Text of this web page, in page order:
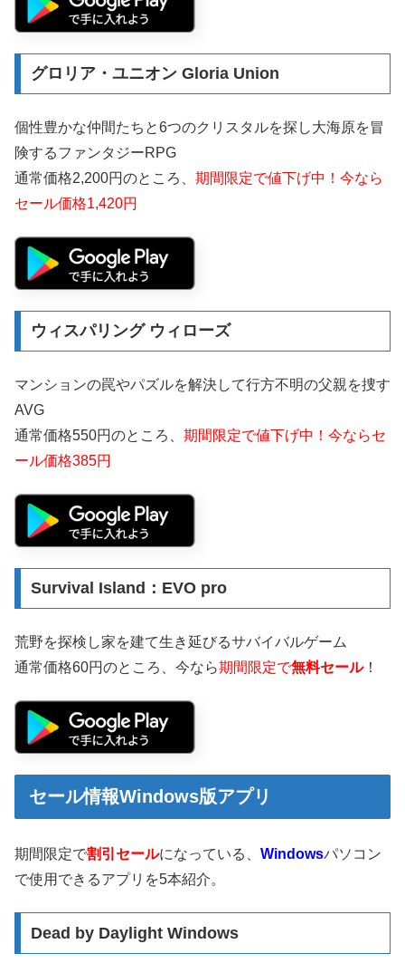
グロリア・ユニオン Gloria Union
個性豊かな仲間たちと6つのクリスタルを探し大海原を冒
険するファンタジーRPG
通常価格2,200円のところ、 期間限定で値下げ中！今なら
セール価格1,420円
ウィスパリング ウィローズ
マンションの罠やパズルを解決して行方不明の父親を捜す
AVG
通常価格550円のところ、 期間限定で値下げ中！今ならセ
ール価格385円
Survival Island：EVO pro
荒野を探検し家を建て生き延びるサバイバルゲーム
通常価格60円のところ、今なら期間限定で無料セール！
セール情報Windows版アプリ
期間限定で割引セールになっている、 Windowsパソコン
で使用できるアプリを5本紹介。
Dead by Daylight Windows